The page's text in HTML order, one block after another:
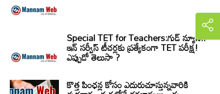
Special TET for Teachers:గుడ్ న్యూస్..
ఇన్ సర్వీస్ టీచర్లకు ప్రత్యేకంగా TET పరీక్ష!
ఎప్పుడో తెలుసా ?
కొత్త పింఛన్ల కోసం ఎదురుచూస్తున్నవారికి